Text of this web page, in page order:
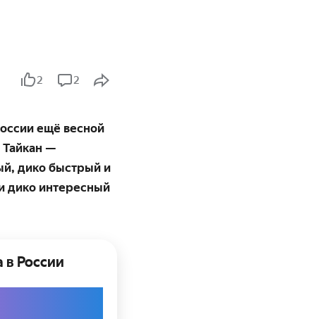
2 2
ещё весной
Тайкан —
дико быстрый и
дико интересный
в России